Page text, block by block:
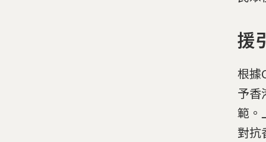
援
根據
予香
範。
對抗